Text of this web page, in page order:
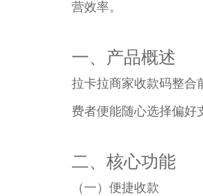
营效率。​
一、产品概述​
拉卡拉商家收款码整合
费者便能随心选择偏好
二、核心功能​
（一）便捷收款​